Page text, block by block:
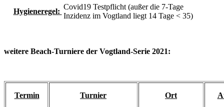
Hygieneregel:
Covid19 Testpflicht (außer die 7-Tage
Inzidenz im Vogtland liegt 14 Tage < 35)
weitere Beach-Turniere der Vogtland-Serie 2021:
Termin Turnier Ort